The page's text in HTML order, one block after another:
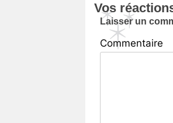
Vos
Laisser un
Commentaire